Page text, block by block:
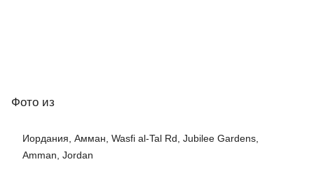
Фото из
Иордания, Амман, Wasfi al-Tal Rd, Jubilee Gardens,
Amman, Jordan